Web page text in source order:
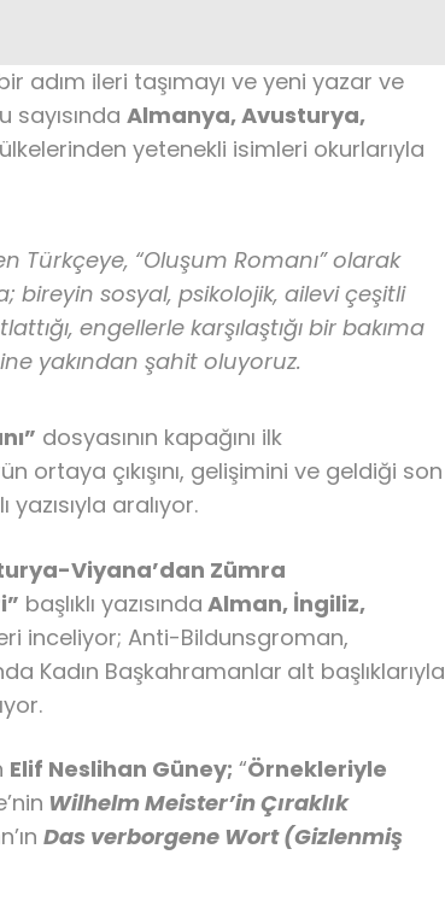
adım ileri taşımayı ve yeni yazar ve
sayısında Almanya, Avusturya,
yetenekli isimleri okurlarıyla
Türkçeye, “Oluşum Romanı” olarak
bireyin sosyal, psikolojik, ailevi çeşitli
engellerle karşılaştığı bir bakıma
yakından şahit oluyoruz.
dosyasının kapağını ilk
ortaya çıkışını, gelişimini ve geldiği son
yazısıyla aralıyor.
Viyana’dan Zümra
başlıklı yazısında Alman, İngiliz,
inceliyor; Anti-Bildunsgroman,
Kadın Başkahramanlar alt başlıklarıyla
Elif Neslihan Güney; “Örnekleriyle
Wilhelm Meister’in Çıraklık
Das verborgene Wort (Gizlenmiş